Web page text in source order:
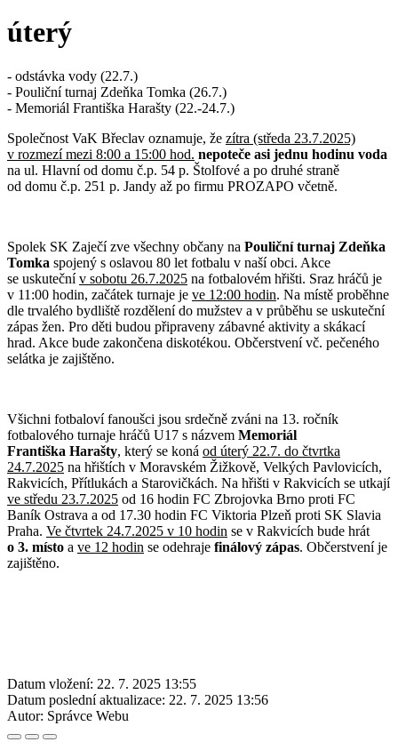
úterý
- odstávka vody (22.7.)
- Pouliční turnaj Zdeňka Tomka (26.7.)
- Memoriál Františka Harašty (22.-24.7.)
Společnost VaK Břeclav oznamuje, že zítra (středa 23.7.2025)
v rozmezí mezi 8:00 a 15:00 hod. nepoteče asi jednu hodinu voda
na ul. Hlavní od domu č.p. 54 p. Štolfové a po druhé straně
od domu č.p. 251 p. Jandy až po firmu PROZAPO včetně.
Spolek SK Zaječí zve všechny občany na Pouliční turnaj Zdeňka
Tomka spojený s oslavou 80 let fotbalu v naší obci. Akce
se uskutečnív sobotu 26.7.2025 na fotbalovém hřišti. Sraz hráčů je
v 11:00 hodin, začátek turnaje je ve 12:00 hodin. Na místě proběhne
dle trvalého bydliště rozdělení do mužstev a v průběhu se uskuteční
zápas žen. Pro děti budou připraveny zábavné aktivity a skákací
hrad. Akce bude zakončena diskotékou. Občerstvení vč. pečeného
selátka je zajištěno.
Všichni fotbaloví fanoušci jsou srdečně zváni na 13. ročník
fotbalového turnaje hráčů U17 s názvem Memoriál
Františka Harašty, který se koná od úterý 22.7. do čtvrtka
24.7.2025 na hřištích v Moravském Žižkově, Velkých Pavlovicích,
Rakvicích, Přítlukách a Starovičkách. Na hřišti v Rakvicích se utkají
ve středu 23.7.2025 od 16 hodin FC Zbrojovka Brno proti FC
Baník Ostrava a od 17.30 hodin FC Viktoria Plzeň proti SK Slavia
Praha. Ve čtvrtek 24.7.2025 v 10 hodin se v Rakvicích bude hrát
o 3. místo a ve 12 hodin se odehraje finálový zápas. Občerstvení je
zajištěno.
Datum vložení: 22. 7. 2025 13:55
Datum poslední aktualizace: 22. 7. 2025 13:56
Autor: Správce Webu